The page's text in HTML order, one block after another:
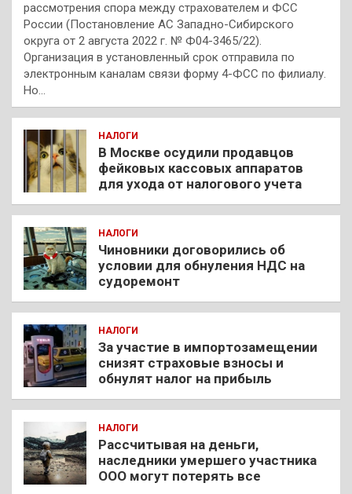
рассмотрения спора между страхователем и ФСС
России (Постановление АС Западно-Сибирского
округа от 2 августа 2022 г. № Ф04-3465/22).
Организация в установленный срок отправила по
электронным каналам связи форму 4-ФСС по филиалу.
Но…
НАЛОГИ
В Москве осудили продавцов
фейковых кассовых аппаратов
для ухода от налогового учета
НАЛОГИ
Чиновники договорились об
условии для обнуления НДС на
судоремонт
НАЛОГИ
За участие в импортозамещении
снизят страховые взносы и
обнулят налог на прибыль
НАЛОГИ
Рассчитывая на деньги,
наследники умершего участника
ООО могут потерять все